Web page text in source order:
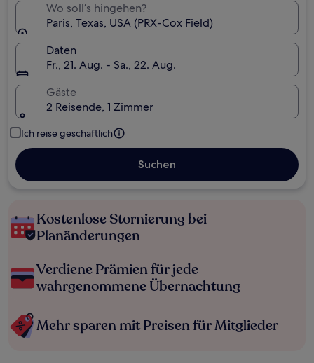
Wo soll’s hingehen?
Paris, Texas, USA (PRX-Cox Field)
Daten
Fr., 21. Aug. - Sa., 22. Aug.
Gäste
2 Reisende, 1 Zimmer
Ich reise geschäftlich
Suchen
Kostenlose Stornierung bei
Planänderungen
Verdiene Prämien für jede
wahrgenommene Übernachtung
Mehr sparen mit Preisen für Mitglieder